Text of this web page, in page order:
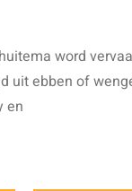
word
uit ebben of
en